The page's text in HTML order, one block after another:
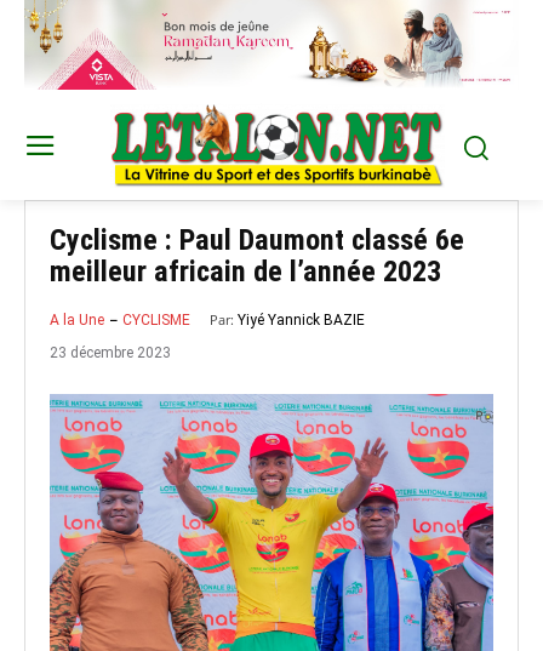
Cyclisme : Paul Daumont classé 6e
meilleur africain de l’année 2023
A la Une CYCLISME Par: Yiyé Yannick BAZIE
23 décembre 2023